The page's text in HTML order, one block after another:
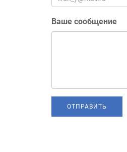
Ваше сообщение